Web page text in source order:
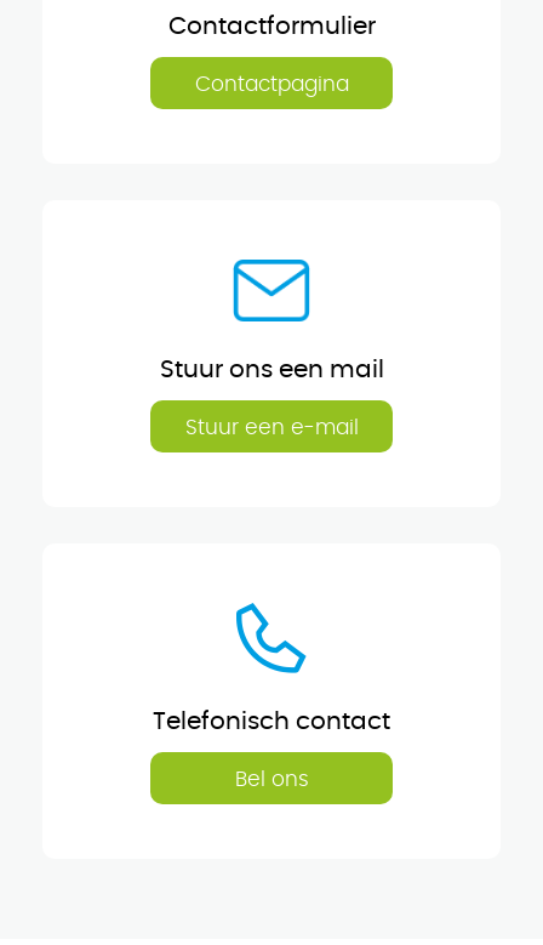
Contactformulier
Contactpagina
Stuur ons een mail
Stuur een e-mail
Telefonisch contact
Bel ons